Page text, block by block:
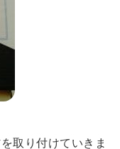
取り付けていきま